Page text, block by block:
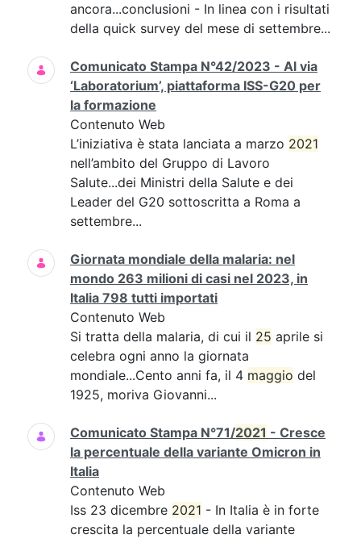
ancora...conclusioni - In linea con i risultati
della quick survey del mese di settembre...
Comunicato Stampa N°42/2023 - Al via
‘Laboratorium’, piattaforma ISS-G20 per
la formazione
Contenuto Web
L’iniziativa è stata lanciata a marzo 2021
nell’ambito del Gruppo di Lavoro
Salute...dei Ministri della Salute e dei
Leader del G20 sottoscritta a Roma a
settembre...
Giornata mondiale della malaria: nel
mondo 263 milioni di casi nel 2023, in
Italia 798 tutti importati
Contenuto Web
Si tratta della malaria, di cui il 25 aprile si
celebra ogni anno la giornata
mondiale...Cento anni fa, il 4 maggio del
1925, moriva Giovanni...
Comunicato Stampa N°71/2021 - Cresce
la percentuale della variante Omicron in
Italia
Contenuto Web
Iss 23 dicembre 2021 - In Italia è in forte
crescita la percentuale della variante